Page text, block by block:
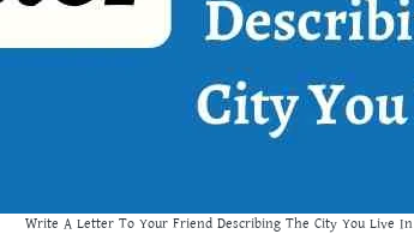
Write A Letter To Your Friend Describing The City You Live In